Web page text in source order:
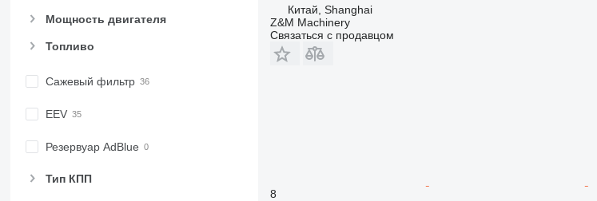
990
992
C-series
D series
F-series
Мощность двигателя
Топливо
Сажевый фильтр
EEV
Резервуар AdBlue
Тип КПП
Китай, Shanghai
Z&M Machinery
Связаться с продавцом
8